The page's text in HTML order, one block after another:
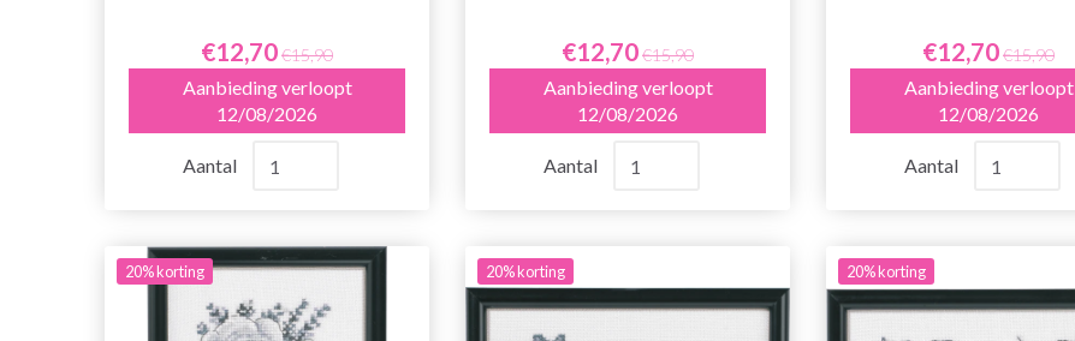
€12,70€15,90
Aanbieding verloopt
12/08/2026
Aantal
€12,70€15,90
Aanbieding verloopt
12/08/2026
Aantal
€12,70€15,90
Aanbieding verloopt
12/08/2026
Aantal
20% korting 20% korting 20% korting